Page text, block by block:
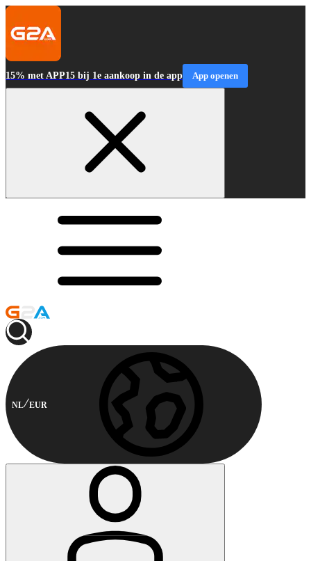
15% met APP15 bij 1e aankoop in de app App openen
NL EUR